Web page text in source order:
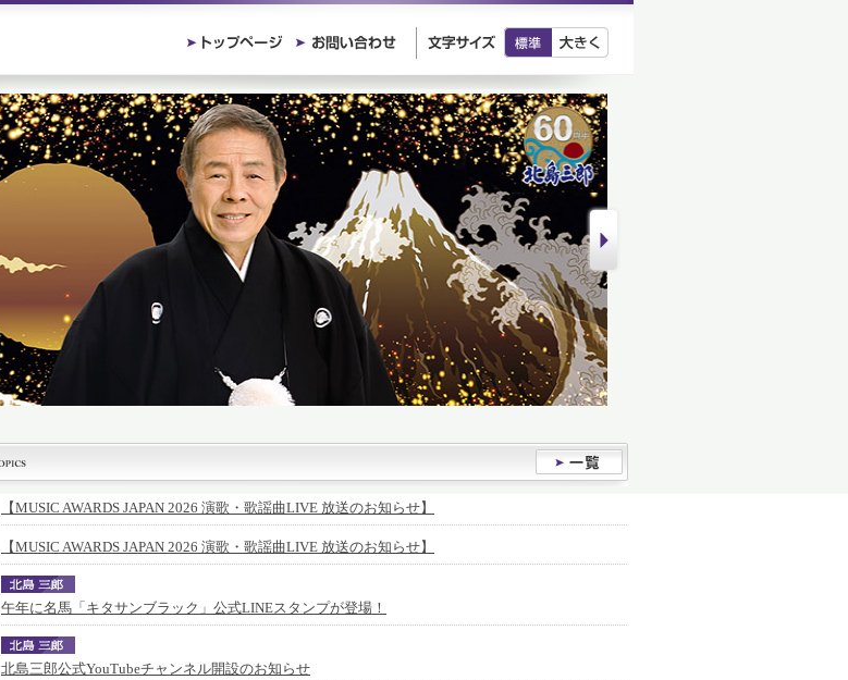
【MUSIC AWARDS JAPAN 2026 演歌・歌謡曲LIVE 放送のお知らせ】
【MUSIC AWARDS JAPAN 2026 演歌・歌謡曲LIVE 放送のお知らせ】
午年に名馬「キタサンブラック」公式LINEスタンプが登場！
北島三郎公式YouTubeチャンネル開設のお知らせ